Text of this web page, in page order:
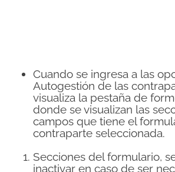
Cuando se ingresa a las
Autogestión de las
visualiza la pestaña de
donde se visualizan las
campos que tiene el
contraparte seleccionada.
Secciones del formulario,
inactivar en caso de ser